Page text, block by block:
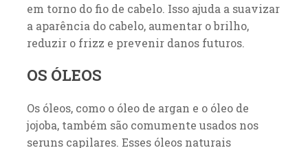
em torno do fio de cabelo. Isso ajuda a suavizar
a aparência do cabelo, aumentar o brilho,
reduzir o frizz e prevenir danos futuros.
OS ÓLEOS
Os óleos, como o óleo de argan e o óleo de
jojoba, também são comumente usados nos
seruns capilares. Esses óleos naturais